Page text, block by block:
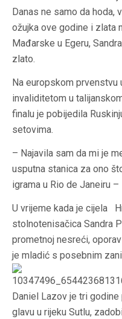
Danas ne samo da hoda,
ožujka ove godine i zlata
Mađarske u Egeru,
zlato.
Na europskom
invaliditetom u
finalu je pobijedila
setovima.
– Najavila sam da mi je
usputna stanica za ono
igrama u Rio de Janeiru
U vrijeme kada je cijela
stolnotenisačica Sandra
prometnoj nesreći,
je mladić s posebnim
Daniel Lazov je tri
glavu u rijeku Sutlu,